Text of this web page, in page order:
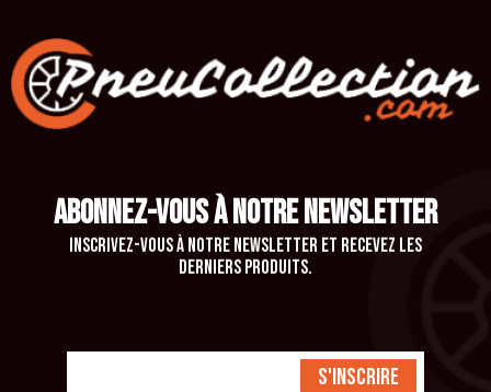
ABONNEZ-VOUS À NOTRE NEWSLETTER
Inscrivez-vous à notre newsletter et recevez les
derniers produits.
S'inscrire